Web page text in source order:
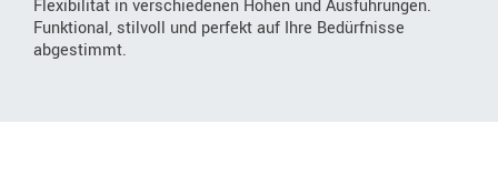
Flexibilität in verschiedenen Höhen und Ausführungen.
Funktional, stilvoll und perfekt auf Ihre Bedürfnisse
abgestimmt.